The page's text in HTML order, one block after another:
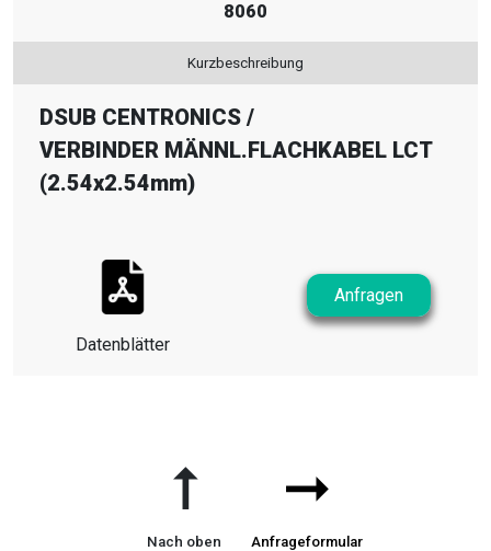
8060
Kurzbeschreibung
DSUB CENTRONICS /
VERBINDER MÄNNL.FLACHKABEL LCT
(2.54x2.54mm)
Datenblätter
Anfragen
➞
Nach oben
➞
Anfrageformular